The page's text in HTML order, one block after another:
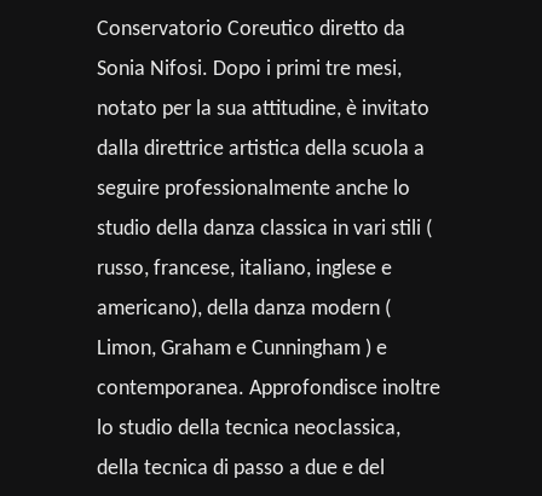
Conservatorio Coreutico diretto da
Sonia Nifosi. Dopo i primi tre mesi,
notato per la sua attitudine, è invitato
dalla direttrice artistica della scuola a
seguire professionalmente anche lo
studio della danza classica in vari stili (
russo, francese, italiano, inglese e
americano), della danza modern (
Limon, Graham e Cunningham ) e
contemporanea. Approfondisce inoltre
lo studio della tecnica neoclassica,
della tecnica di passo a due e del